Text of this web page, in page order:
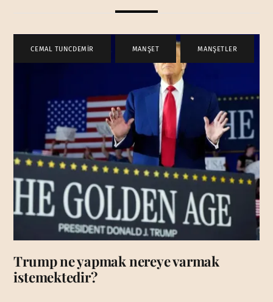
CEMAL TUNCDEMİR MANŞET , MANŞETLER
Trump ne yapmak nereye varmak
istemektedir?